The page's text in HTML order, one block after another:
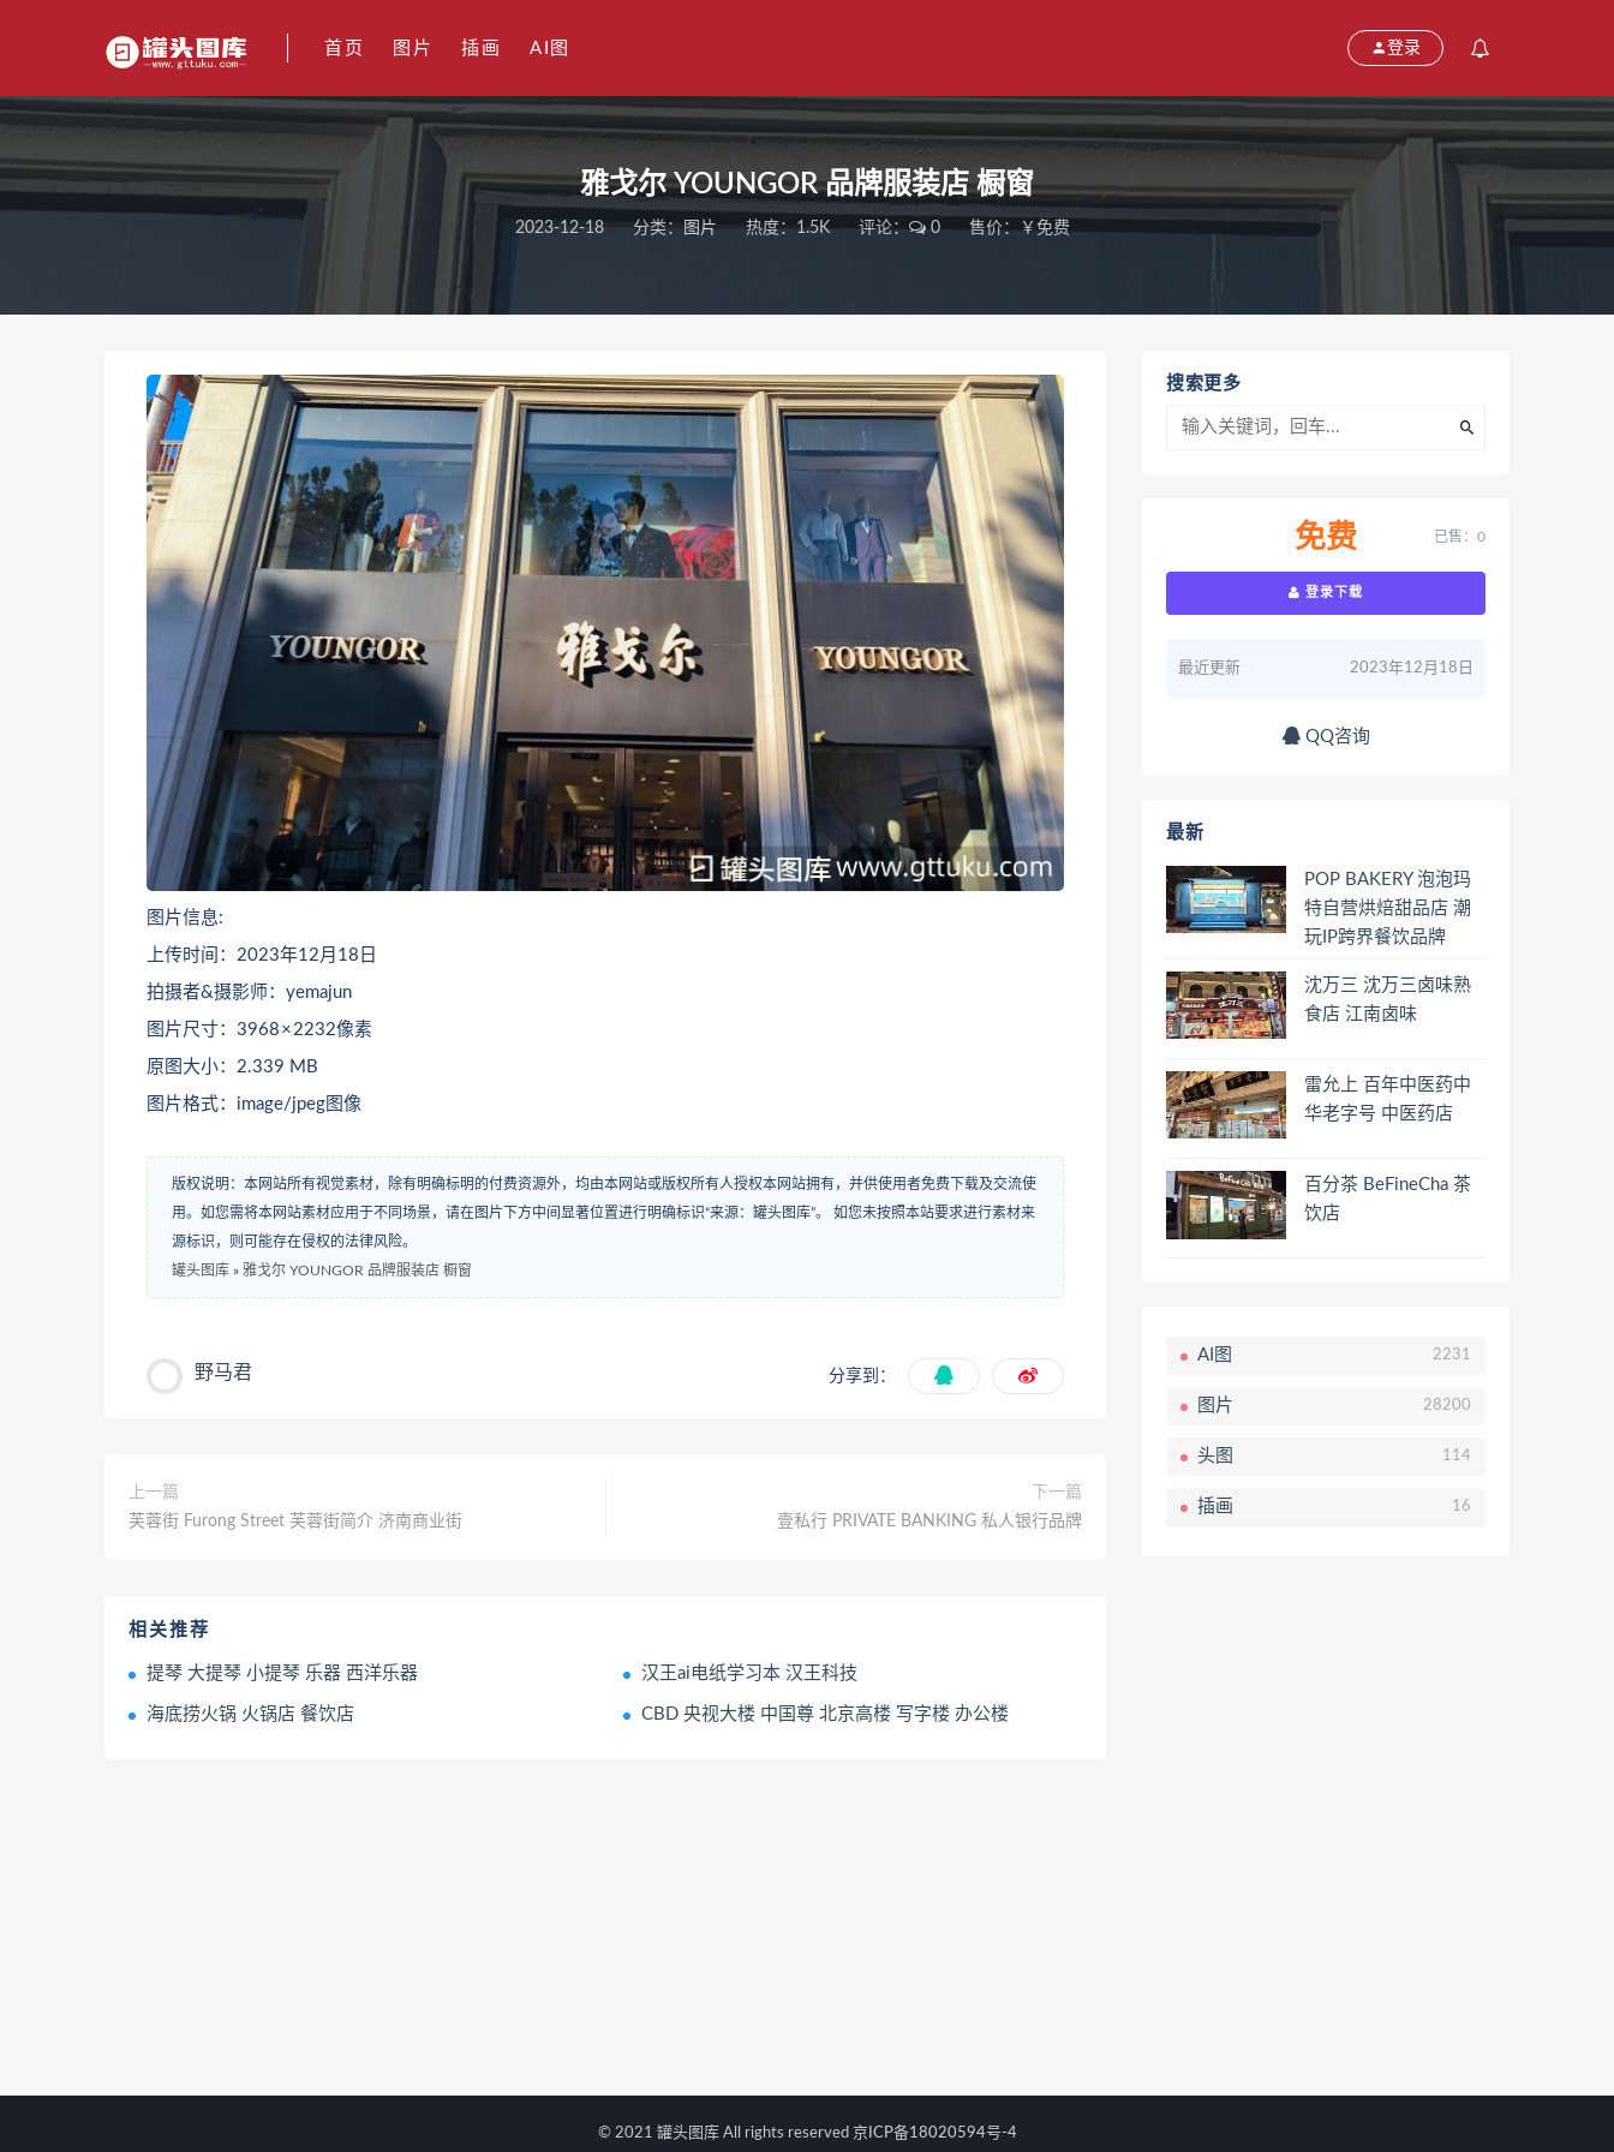
首页 图片 插画 AI图 登录
雅戈尔 YOUNGOR 品牌服装店 橱窗
2023-12-18 分类： 图片 热度：1.5K 评论： 0 售价：￥免费
图片信息:
上传时间：2023年12月18日
拍摄者&摄影师：yemajun
图片尺寸：3968 × 2232像素
原图大小：2.339 MB
图片格式：image/jpeg图像
版权说明：本网站所有视觉素材，除有明确标明的付费资源外，均由本网站或版权所有人授权本网站拥有，并供使用者免费下载及交流使
用。如您需将本网站素材应用于不同场景，请在图片下方中间显著位置进行明确标识“来源：罐头图库”。 如您未按照本站要求进行素材来
源标识，则可能存在侵权的法律风险。
罐头图库 » 雅戈尔 YOUNGOR 品牌服装店 橱窗
野马君 分享到：
上一篇
芙蓉街 Furong Street 芙蓉街简介 济南商业街
下一篇
壹私行 PRIVATE BANKING 私人银行品牌
相关推荐
提琴 大提琴 小提琴 乐器 西洋乐器 汉王ai电纸学习本 汉王科技
海底捞火锅 火锅店 餐饮店 CBD 央视大楼 中国尊 北京高楼 写字楼 办公楼
搜索更多
免费 已售：0
登录下载
最近更新 2023年12月18日
QQ咨询
最新
POP BAKERY 泡泡玛
特自营烘焙甜品店 潮
玩IP跨界餐饮品牌
沈万三 沈万三卤味熟
食店 江南卤味
雷允上 百年中医药中
华老字号 中医药店
百分茶 BeFineCha 茶
饮店
AI图 2231
图片 28200
头图 114
插画 16
© 2021 罐头图库 All rights reserved 京ICP备18020594号-4